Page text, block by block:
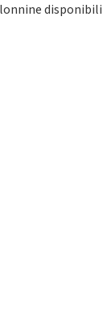
disponibili